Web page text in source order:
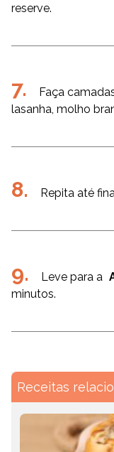
reserve.
Faça
lasanha, molho
Repita até
Leve para a
minutos.
Receitas